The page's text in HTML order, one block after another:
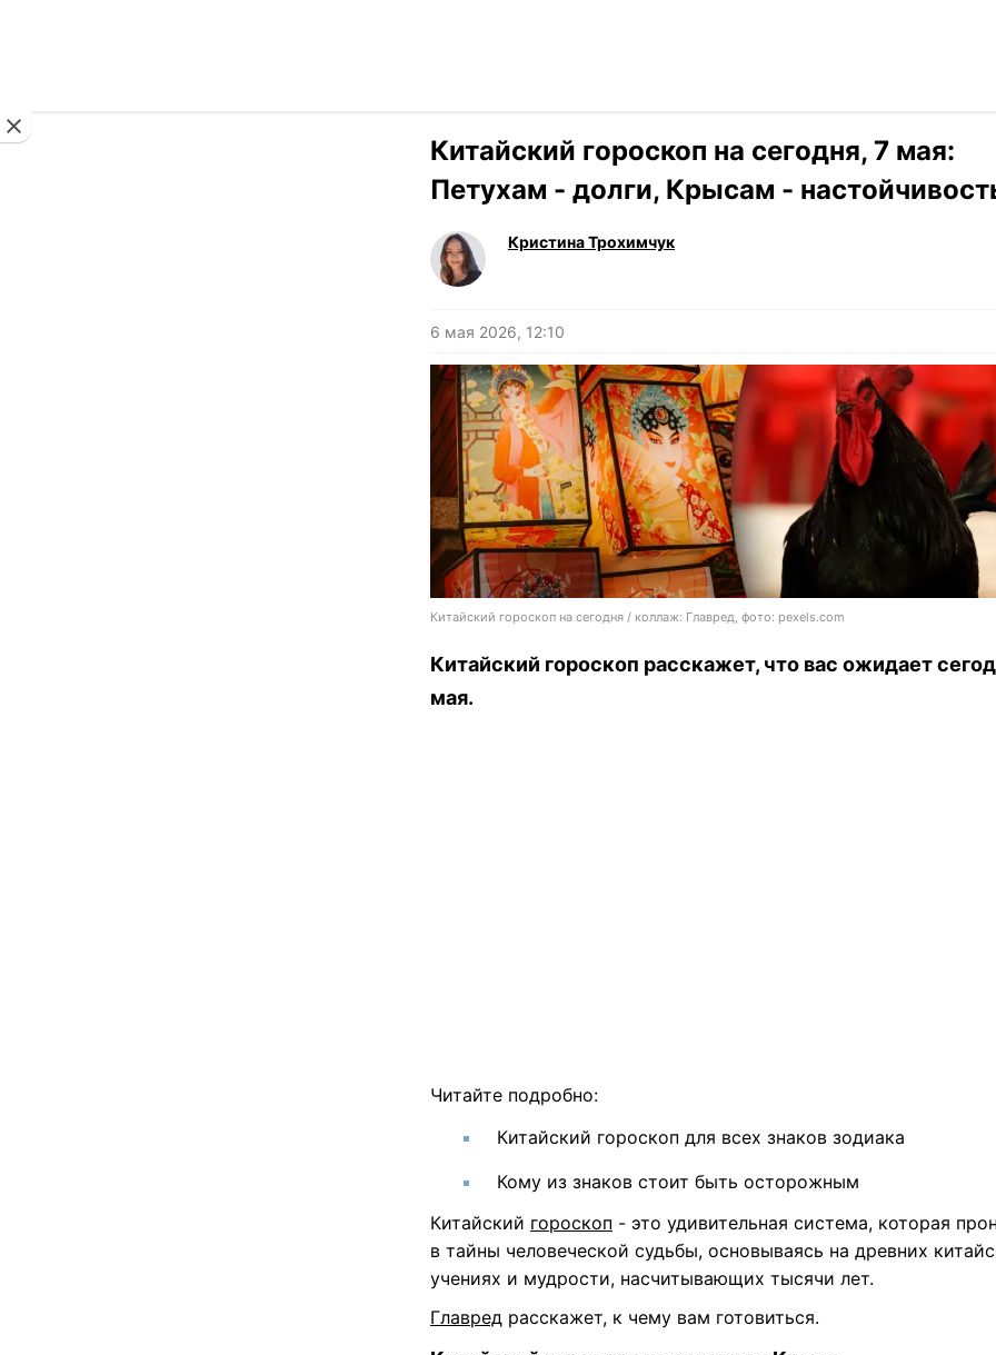
Китайский гороскоп на сегодня, 7 мая:
Петухам - долги, Крысам -
Кристина Трохимчук
6 мая 2026, 12:10
Китайский гороскоп на сегодня / коллаж: Главред, фото: pexels.com
Китайский гороскоп расскажет, что вас ожидает
мая.
Читайте подробно:
Китайский гороскоп для всех знаков зодиака
Кому из знаков стоит быть осторожным
Китайский гороскоп - это удивительная система, которая
в тайны человеческой судьбы, основываясь на древних
учениях и мудрости, насчитывающих тысячи лет.
Главред расскажет, к чему вам готовиться.